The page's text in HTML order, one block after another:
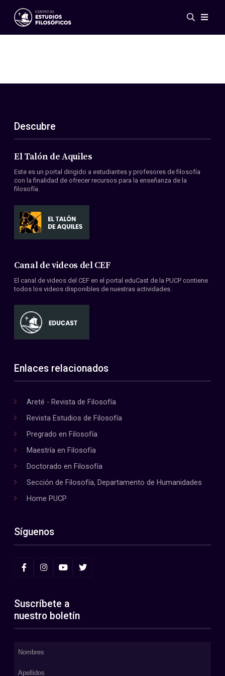
Eventos
ES
EN
Acerca de nosotros
Miembros
Convenios
Descubre
El Talón de Aquiles
Este es un portal dirigido a estudiantes y profesores de filosofía
con la finalidad de ofrecer recursos para la enseñanza de la
filosofía.
Canal de videos del CEF
El canal de videos del CEF en el portal eduCast de la PUCP contiene
todos los videos disponibles de nuestras actividades.
Enlaces relacionados
Areté - Revista de Filosofía
Revista Estudios de Filosofía
Pregrado en Filosofía
Maestría en Filosofía
Doctorado en Filosofía
Sección de Filosofía, Departamento de Humanidades
Home PUCP
Síguenos
Suscríbete a
nuestro boletín